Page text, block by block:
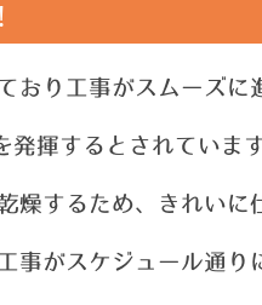
り工事がスムーズに
発揮するとされています
燥するため、 きれいに
事がスケジュール通り